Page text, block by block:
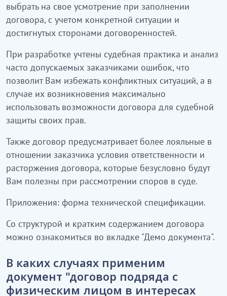
выбрать на свое усмотрение при заполнении
договора, с учетом конкретной ситуации и
достигнутых сторонами договоренностей.
При разработке учтены судебная практика и анализ
часто допускаемых заказчиками ошибок, что
позволит Вам избежать конфликтных ситуаций, а в
случае их возникновения максимально
использовать возможности договора для судебной
защиты своих прав.
Также договор предусматривает более лояльные в
отношении заказчика условия ответственности и
расторжения договора, которые безусловно будут
Вам полезны при рассмотрении споров в суде.
Приложения: форма технической спецификации.
Со структурой и кратким содержанием договора
можно ознакомиться во вкладке "Демо документа".
В каких случаях применим
документ "договор подряда с
физическим лицом в интересах